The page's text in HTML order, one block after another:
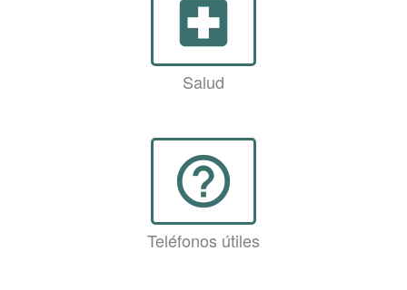
local_hospital
Salud
help_outline
Teléfonos útiles